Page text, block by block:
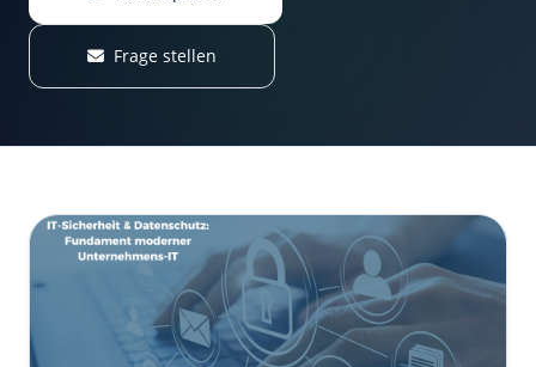
Frage stellen